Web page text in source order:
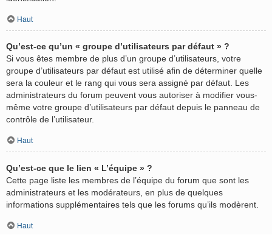
Haut
Qu’est-ce qu’un « groupe d’utilisateurs par défaut » ?
Si vous êtes membre de plus d’un groupe d’utilisateurs, votre
groupe d’utilisateurs par défaut est utilisé afin de déterminer quelle
sera la couleur et le rang qui vous sera assigné par défaut. Les
administrateurs du forum peuvent vous autoriser à modifier vous-
même votre groupe d’utilisateurs par défaut depuis le panneau de
contrôle de l’utilisateur.
Haut
Qu’est-ce que le lien « L’équipe » ?
Cette page liste les membres de l’équipe du forum que sont les
administrateurs et les modérateurs, en plus de quelques
informations supplémentaires tels que les forums qu’ils modèrent.
Haut